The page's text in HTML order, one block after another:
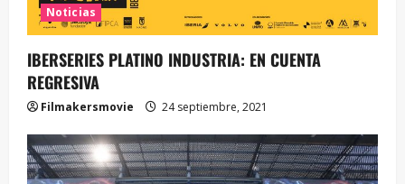
Noticias
IBERSERIES PLATINO INDUSTRIA: EN CUENTA
REGRESIVA
Filmakersmovie 24 septiembre, 2021